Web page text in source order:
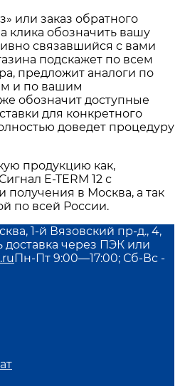
или заказ обратного
клика обозначить вашу
связавшийся с вами
подскажет по всем
предложит аналоги по
и по вашим
обозначит доступные
для конкретного
доведет процедуру
продукцию как,
E-TERM 12 с
в Москва, а так
по всей России.
1-й Вязовский пр-д., 4,
доставка через ПЭК или
Пн-Пт 9:00—17:00; Сб-Вс -